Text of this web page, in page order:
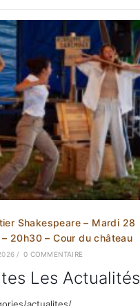
Shakespeare – Mardi 28
– 20h30 – Cour du château
/ 0 COMMENTAIRE
Les Actualités